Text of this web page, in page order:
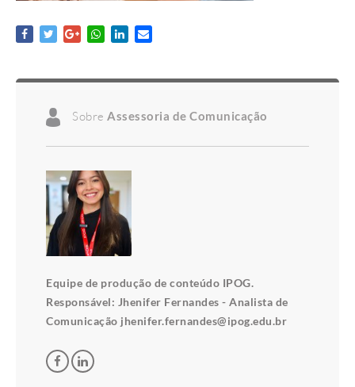
Sobre Assessoria de Comunicação
Equipe de produção de conteúdo IPOG.
Responsável: Jhenifer Fernandes - Analista de
Comunicação jhenifer.fernandes@ipog.edu.br